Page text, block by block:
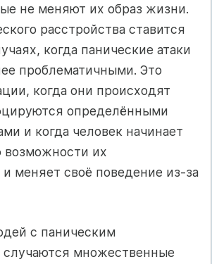
не меняют их образ жизни.
расстройства ставится
когда панические атаки
проблематичными. Это
когда они происходят
определёнными
и когда человек начинает
возможности их
меняет своё поведение из-за
с паническим
случаются множественные